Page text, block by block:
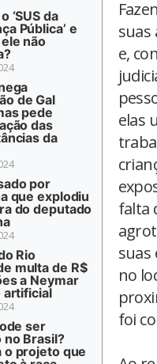
‘SUS da
Pública’ e
não
de Gal
pede
das
da
por
que explodiu
do deputado
Rio
multa de R$
a Neymar
artificial
ser
no Brasil?
o projeto que
suas
e,
elas
falta
suas
no
foi